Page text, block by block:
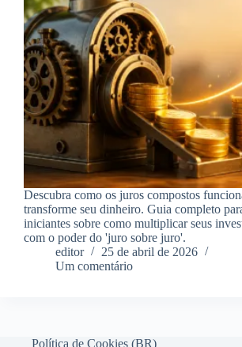
Descubra como os juros compostos
transforme seu dinheiro. Guia completo
iniciantes sobre como multiplicar seus
com o poder do 'juro sobre juro'.
editor
25 de abril de 2026
Um comentário
Política de Cookies (BR)